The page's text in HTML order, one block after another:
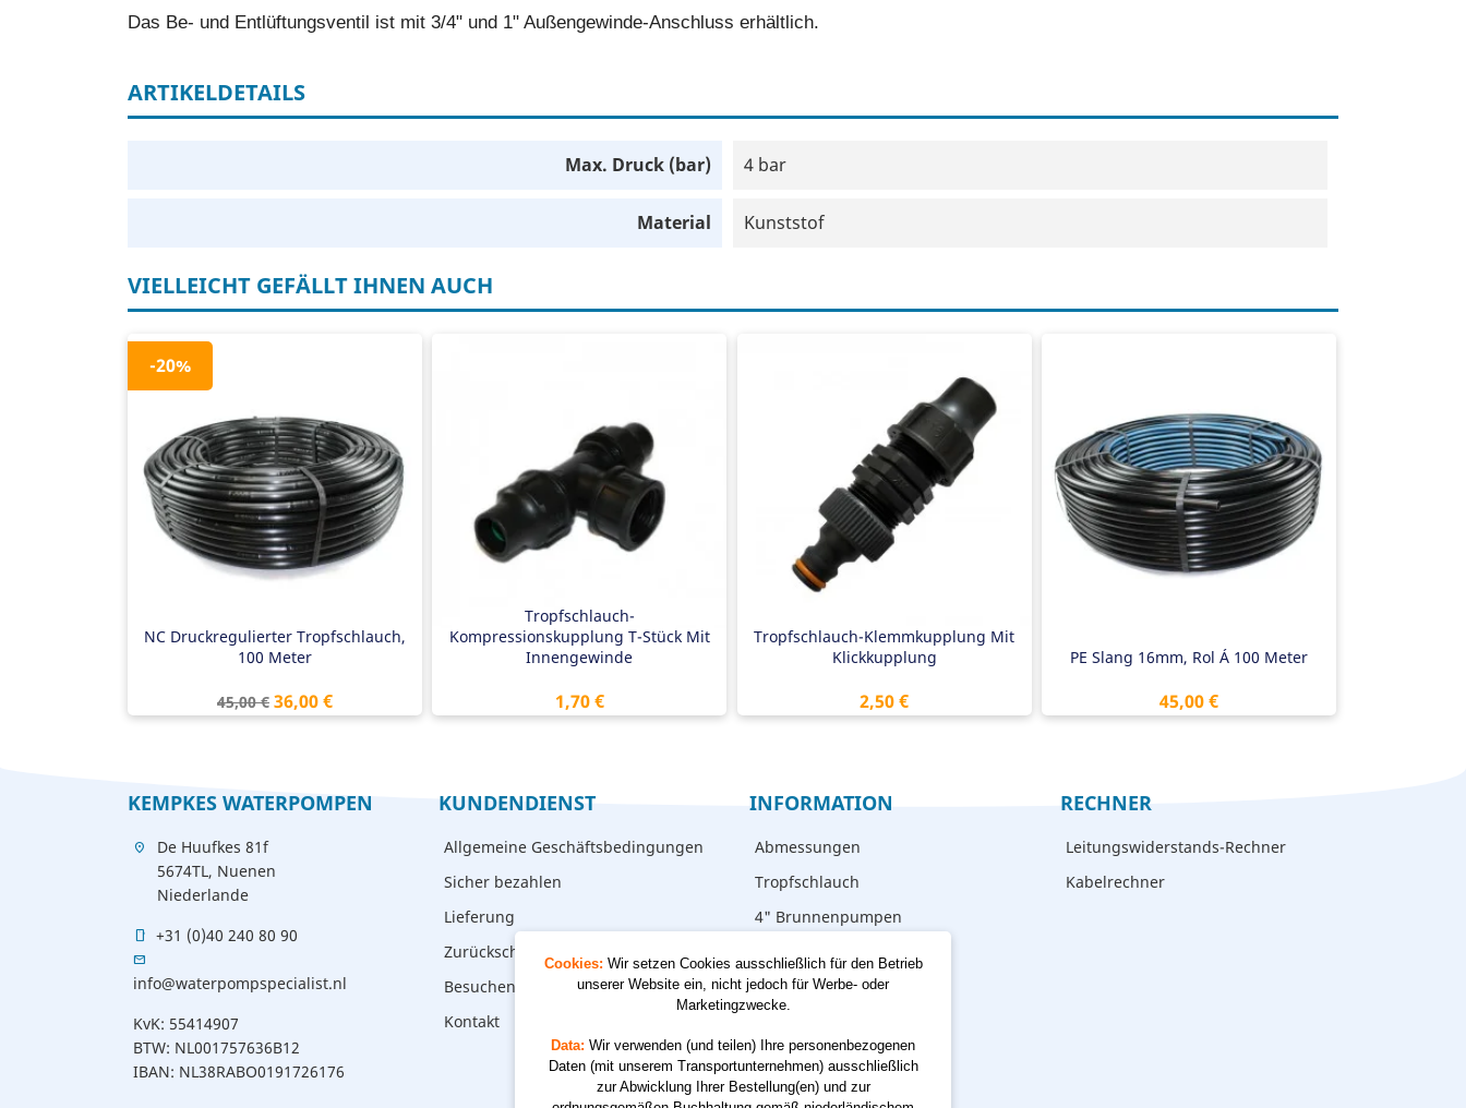
Das Be- und Entlüftungsventil ist mit 3/4" und 1" Außengewinde-Anschluss erhältlich.
ARTIKELDETAILS
Max. Druck (bar) 4 bar
Material Kunststof
VIELLEICHT GEFÄLLT IHNEN AUCH
NC Druckregulierter Tropfschlauch,
100 Meter
Verkaufspreis
45,00 €
-20%
Preis
36,00 €
Druckgeregelt
33 cm Abstand zwischen den
Tropfern
16 mm, 1,1 mm Wandstärke
Rolle von 100 Metern
In Übereinstimmung mit NEN ISO
9261:2004
Tropfschlauch-
Kompressionskupplung T-Stück Mit
Innengewinde
Preis
1,70 €
T-Stück mit Innengewinde
Belastbar bis 6 bar
Tropfschlauch-Klemmkupplung Mit
Klickkupplung
Preis
2,50 €
Tropfschlauchkupplung
Klicken Sie auf den Link
Belastbar bis 6 bar
PE Slang 16mm, Rol Á 100 Meter
Preis
45,00 €
PE slang 16mm
Verbindingsslang
Belastbaar tot 6 bar
Rol á 100 meter
KEMPKES WATERPOMPEN
location_on
De Huufkes 81f
5674TL, Nuenen
Niederlande
mobile +31 (0)40 240 80 90
mail
info@waterpompspecialist.nl
KvK: 55414907
BTW: NL001757636B12
IBAN: NL38RABO0191726176
KUNDENDIENST
Allgemeine Geschäftsbedingungen
Sicher bezahlen
Lieferung
Zurückschicken
Besuchen – abholen
Kontakt
INFORMATION
Abmessungen
Tropfschlauch
4" Brunnenpumpen
RECHNER
Leitungswiderstands-Rechner
Kabelrechner
Cookies: Wir setzen Cookies ausschließlich für den Betrieb
unserer Website ein, nicht jedoch für Werbe- oder
Marketingzwecke.
Data: Wir verwenden (und teilen) Ihre personenbezogenen
Daten (mit unserem Transportunternehmen) ausschließlich
zur Abwicklung Ihrer Bestellung(en) und zur